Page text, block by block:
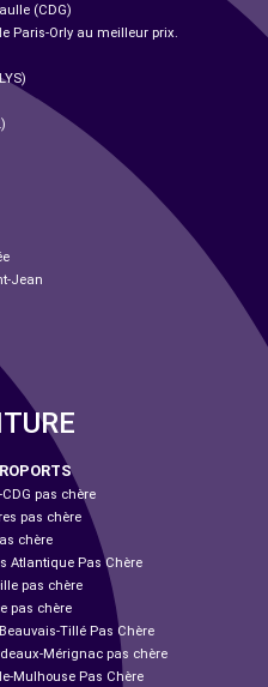
(CDG)
Paris-Orly au meilleur prix.
Jean
pas chère
pas chère
chère
Atlantique Pas Chère
pas chère
pas chère
Tillé Pas Chère
Mérignac pas chère
Mulhouse Pas Chère